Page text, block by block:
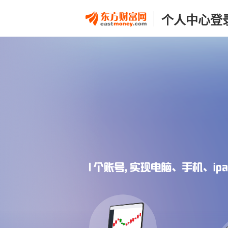
个人中心登